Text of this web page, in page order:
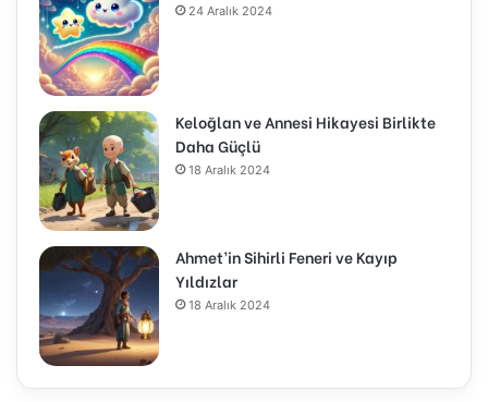
24 Aralık 2024
Keloğlan ve Annesi Hikayesi Birlikte
Daha Güçlü
18 Aralık 2024
Ahmet’in Sihirli Feneri ve Kayıp
Yıldızlar
18 Aralık 2024